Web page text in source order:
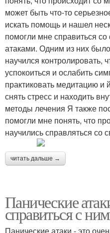
может быть что-то
искать помощь и нашел
помогли мне справиться
атаками. Одним из них
научился контролировать,
успокоиться и ослабить
практиковать медитацию и
снять стресс и находить
методы лечения Я также
помогли мне понять, что
научились справляться со
читать дальше →
Панические
справиться с
Панические атаки - это